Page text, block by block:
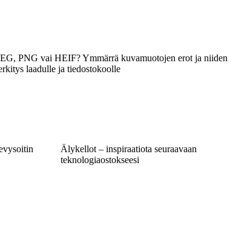
PNG vai HEIF? Ymmärrä kuvamuotojen erot ja niiden
laadulle ja tiedostokoolle
Älykellot – inspiraatiota seuraavaan
teknologiaostokseesi